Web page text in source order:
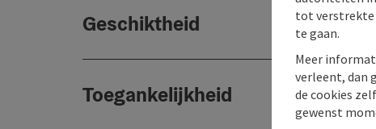
Geschiktheid
Toegankelijkheid
tot verstrekte
te gaan.
Meer
verleent, dan
de cookies
gewenst